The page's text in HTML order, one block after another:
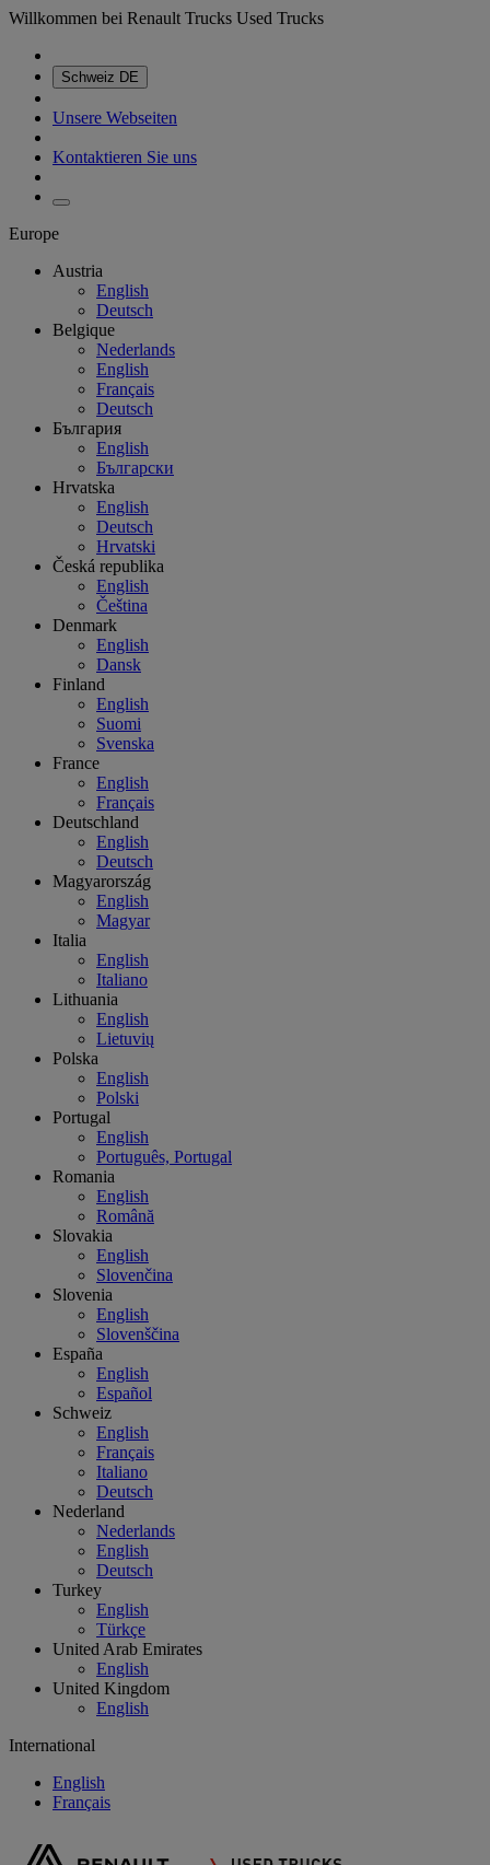
Willkommen bei Renault Trucks Used Trucks
Schweiz DE
Unsere Webseiten
Kontaktieren Sie uns
Europe
Austria
English
Deutsch
Belgique
Nederlands
English
Français
Deutsch
България
English
Български
Hrvatska
English
Deutsch
Hrvatski
Česká republika
English
Čeština
Denmark
English
Dansk
Finland
English
Suomi
Svenska
France
English
Français
Deutschland
English
Deutsch
Magyarország
English
Magyar
Italia
English
Italiano
Lithuania
English
Lietuvių
Polska
English
Polski
Portugal
English
Português, Portugal
Romania
English
Română
Slovakia
English
Slovenčina
Slovenia
English
Slovenščina
España
English
Español
Schweiz
English
Français
Italiano
Deutsch
Nederland
Nederlands
English
Deutsch
Turkey
English
Türkçe
United Arab Emirates
English
United Kingdom
English
International
English
Français